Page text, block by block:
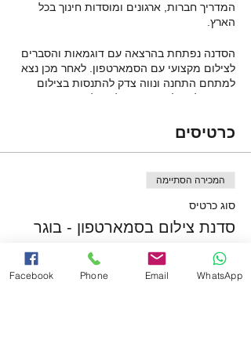
המדריך חברות, ארגונים ומוסדות חינוך בכל
הארץ.
הסדנה נפתחת בהרצאה עם דוגמאות והסברים
לצילום מקצועי עם הסמארטפון. לאחר מכן נצא
למתחם התחנה ונווה צדק להתנסות בצילום
מעשי. נלמד להבין אור וצל בצילום, זויות,
לאחר הצילומים נחזור למרכז ההדרכה ונלמד
כשלוש שעות.
כרטיסים
המכירה הסתיימה
סוג כרטיס
סדנת צילום בסמארטפון - בוגר
מחיר
Facebook Phone Email WhatsApp